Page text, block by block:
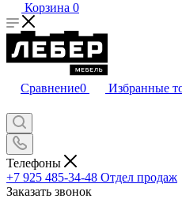
Корзина 0
Сравнение0 Избранные
Телефоны
+7 925 485-34-48 Отдел продаж
Заказать звонок